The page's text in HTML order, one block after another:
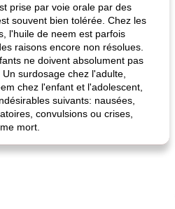
prise par voie orale par des
souvent bien tolérée. Chez les
l'huile de neem est parfois
raisons encore non résolues.
ne doivent absolument pas
surdosage chez l'adulte,
chez l'enfant et l'adolescent,
suivants: nausées,
convulsions ou crises,
mort.